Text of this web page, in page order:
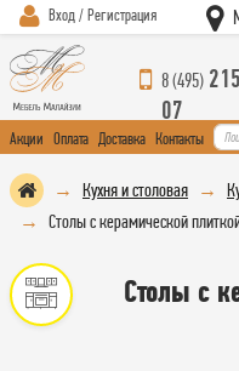
Вход / Регистрация
8 (495)
07
Акции Оплата Доставка Контакты
Кухня и столовая
Столы с керамической
Столы с